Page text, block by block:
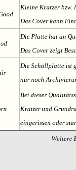
Kleine Kratzer bzw.
Das Cover kann
Die Platte hat an
Das Cover zeigt
Die Schallplatte ist
nur noch
Bei dieser
Kratzer und
eingerissen oder
Weitere